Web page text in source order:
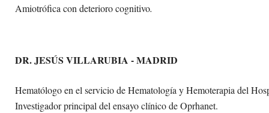
Amiotrófica con deterioro cognitivo.
DR. JESÚS VILLARUBIA - MADRID
Hematólogo en el servicio de Hematología y Hemoterapia del
Investigador principal del ensayo clínico de Oprhanet.